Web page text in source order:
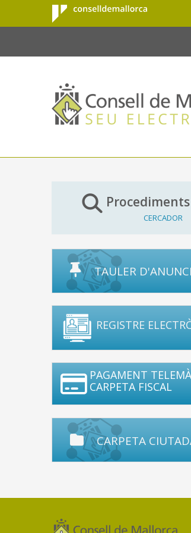
Salta al contingut principal
Consell de
Mallorca
CERCADOR
TAULER
REGISTRE
PAGAMENT
CARPETA FISCAL
CARPETA